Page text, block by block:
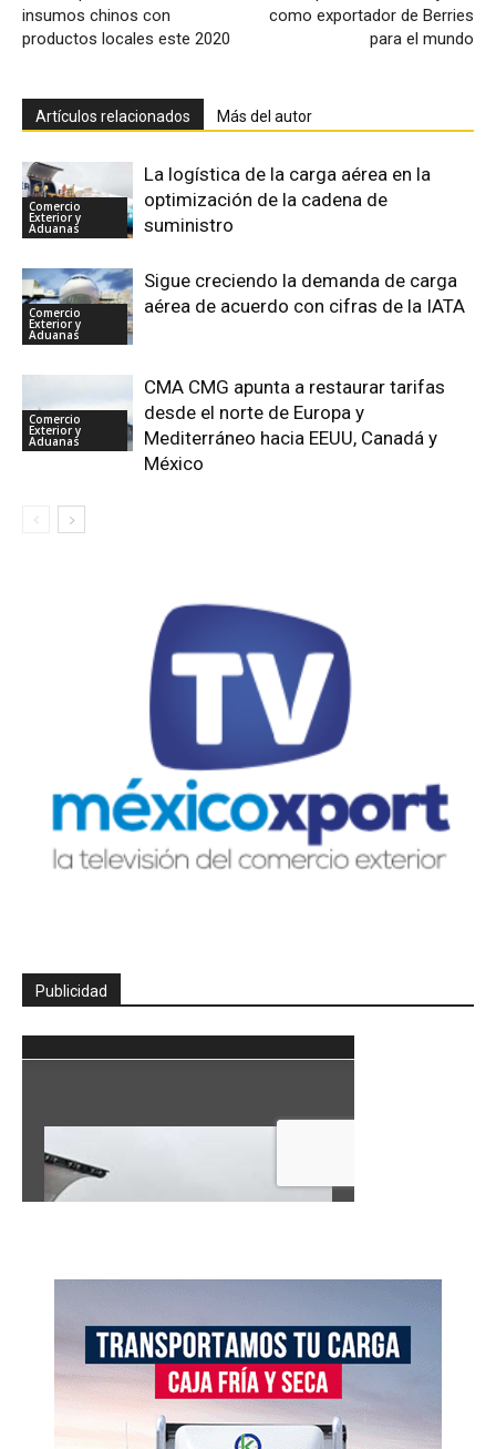
insumos chinos con
productos locales este 2020
como exportador de Berries
para el mundo
Artículos relacionados Más del autor
Comercio
Exterior y
Aduanas
La logística de la carga aérea en la
optimización de la cadena de
suministro
Comercio
Exterior y
Aduanas
Sigue creciendo la demanda de carga
aérea de acuerdo con cifras de la IATA
Comercio
Exterior y
Aduanas
CMA CMG apunta a restaurar tarifas
desde el norte de Europa y
Mediterráneo hacia EEUU, Canadá y
México
Publicidad